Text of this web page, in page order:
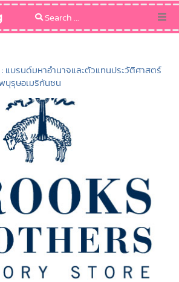
Blog
Sewing Pattern
แบรนด์มหาอำนาจและตัวแทนประวัติศาสตร์
บุรุษอเมริกันชน